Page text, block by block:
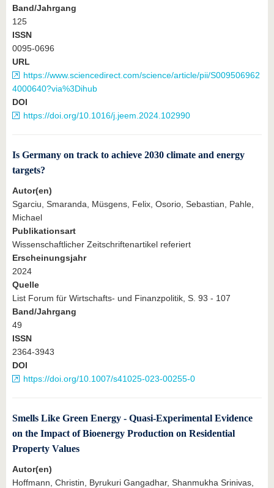
Band/Jahrgang
125
ISSN
0095-0696
URL
https://www.sciencedirect.com/science/article/pii/S009506962
4000640?via%3Dihub
DOI
https://doi.org/10.1016/j.jeem.2024.102990
Is Germany on track to achieve 2030 climate and energy
targets?
Autor(en)
Sgarciu, Smaranda, Müsgens, Felix, Osorio, Sebastian, Pahle,
Michael
Publikationsart
Wissenschaftlicher Zeitschriftenartikel referiert
Erscheinungsjahr
2024
Quelle
List Forum für Wirtschafts- und Finanzpolitik, S. 93 - 107
Band/Jahrgang
49
ISSN
2364-3943
DOI
https://doi.org/10.1007/s41025-023-00255-0
Smells Like Green Energy - Quasi-Experimental Evidence
on the Impact of Bioenergy Production on Residential
Property Values
Autor(en)
Hoffmann, Christin, Byrukuri Gangadhar, Shanmukha Srinivas,